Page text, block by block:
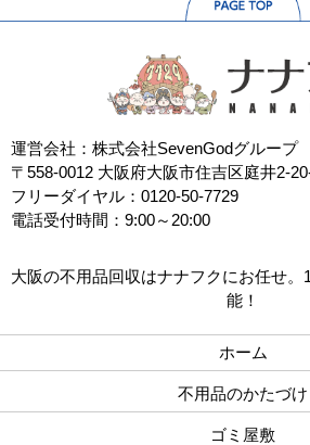
運営会社：株式会社SevenGodグループ
〒558-0012 大阪府大阪市住吉区庭井2-
フリーダイヤル：0120-50-7729
電話受付時間：9:00～20:00
大阪の不用品回収はナナフクにお任せ
能！
ホーム
不用品のかたづけ
ゴミ屋敷